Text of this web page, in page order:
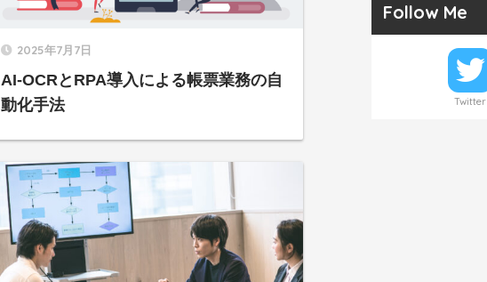
2025年7月7日
AI-OCRとRPA導入による帳票業務の自
動化手法
Follow Me
Twitter